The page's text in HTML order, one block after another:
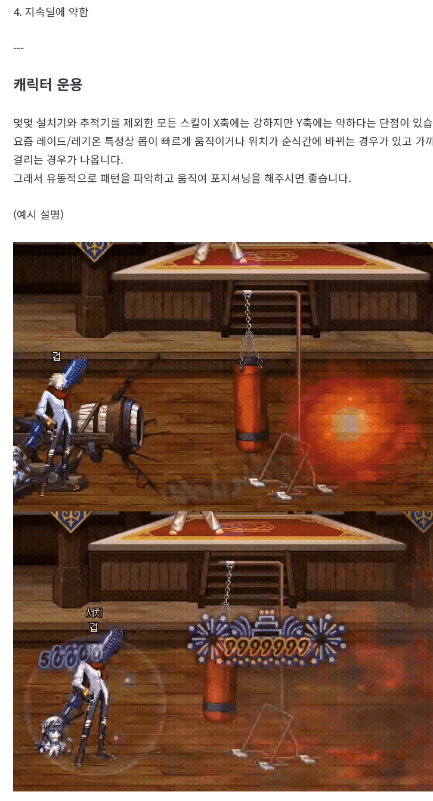
4. 지속딜에 약함
---
캐릭터 운용
몇몇 설치기와 추적기를 제외한 모든 스킬이 X축에는 강하지만 Y축에는 약하다는 단점이 있
요즘 레이드/레기온 특성상 몹이 빠르게 움직이거나 위치가 순식간에 바뀌는 경우가 있고
걸리는 경우가 나옵니다.
그래서 유동적으로 패턴을 파악하고 움직여 포지셔닝을 해주시면 좋습니다.
(예시 설명)